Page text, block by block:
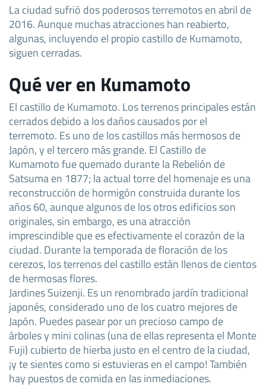
La ciudad sufrió dos poderosos terremotos en abril de
2016. Aunque muchas atracciones han reabierto,
algunas, incluyendo el propio castillo de Kumamoto,
siguen cerradas.
Qué ver en Kumamoto
El castillo de Kumamoto. Los terrenos principales están
cerrados debido a los daños causados por el
terremoto. Es uno de los castillos más hermosos de
Japón, y el tercero más grande. El Castillo de
Kumamoto fue quemado durante la Rebelión de
Satsuma en 1877; la actual torre del homenaje es una
reconstrucción de hormigón construida durante los
años 60, aunque algunos de los otros edificios son
originales, sin embargo, es una atracción
imprescindible que es efectivamente el corazón de la
ciudad. Durante la temporada de floración de los
cerezos, los terrenos del castillo están llenos de cientos
de hermosas flores.
Jardines Suizenji. Es un renombrado jardín tradicional
japonés, considerado uno de los cuatro mejores de
Japón. Puedes pasear por un precioso campo de
árboles y mini colinas (una de ellas representa el Monte
Fuji) cubierto de hierba justo en el centro de la ciudad,
¡y te sientes como si estuvieras en el campo! También
hay puestos de comida en las inmediaciones.